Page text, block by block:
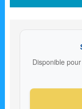
Disponible